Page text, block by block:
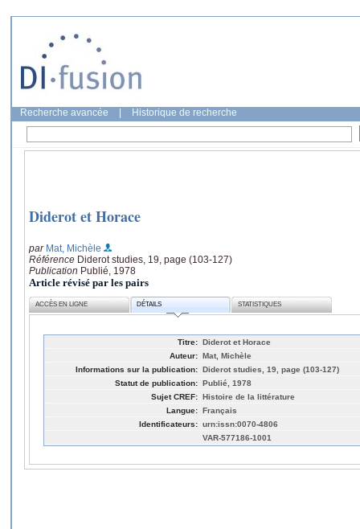
Recherche avancée Historique de recherche
Diderot et Horace
par Mat, Michèle
Référence Diderot studies, 19, page (103-127)
Publication Publié, 1978
Article révisé par les pairs
ACCÈS EN LIGNE DÉTAILS STATISTIQUES
Titre: Diderot et Horace
Auteur: Mat, Michèle
Informations sur la publication: Diderot studies, 19, page (103-127)
Statut de publication: Publié, 1978
Sujet CREF: Histoire de la littérature
Langue: Français
Identificateurs: urn:issn:0070-4806
VAR-577186-1001